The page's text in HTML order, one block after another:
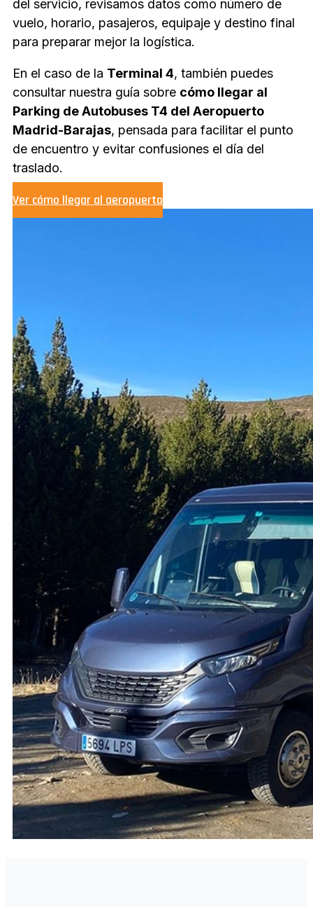
del servicio, revisamos datos como número de
vuelo, horario, pasajeros, equipaje y destino final
para preparar mejor la logística.
En el caso de la Terminal 4, también puedes
consultar nuestra guía sobre cómo llegar al
Parking de Autobuses T4 del Aeropuerto
Madrid-Barajas, pensada para facilitar el punto
de encuentro y evitar confusiones el día del
traslado.
Ver cómo llegar al aeropuerto